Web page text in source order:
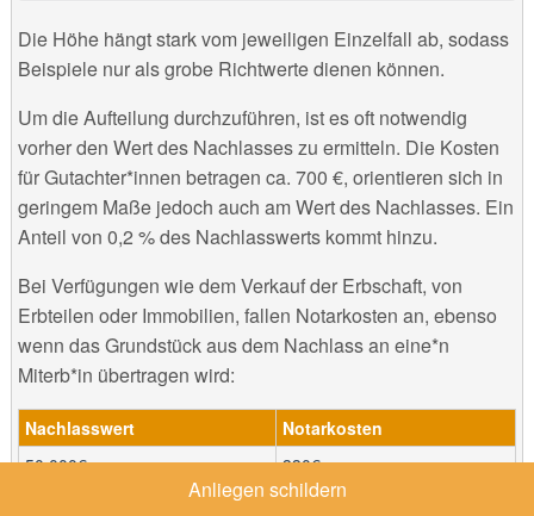
Die Höhe hängt stark vom jeweiligen Einzelfall ab, sodass
Beispiele nur als grobe Richtwerte dienen können.
Um die Aufteilung durchzuführen, ist es oft notwendig
vorher den Wert des Nachlasses zu ermitteln. Die Kosten
für Gutachter*innen betragen ca. 700 €, orientieren sich in
geringem Maße jedoch auch am Wert des Nachlasses. Ein
Anteil von 0,2 % des Nachlasswerts kommt hinzu.
Bei Verfügungen wie dem Verkauf der Erbschaft, von
Erbteilen oder Immobilien, fallen Notarkosten an, ebenso
wenn das Grundstück aus dem Nachlass an eine*n
Miterb*in übertragen wird:
Nachlasswert
Notarkosten
50.000€
330€
660€
Anliegen schildern